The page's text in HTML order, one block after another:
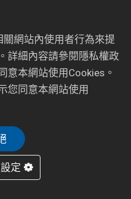
網站內使用者行為來提
詳細內容請參閱隱私權政
意本網站使用Cookies。
您同意本網站使用
定